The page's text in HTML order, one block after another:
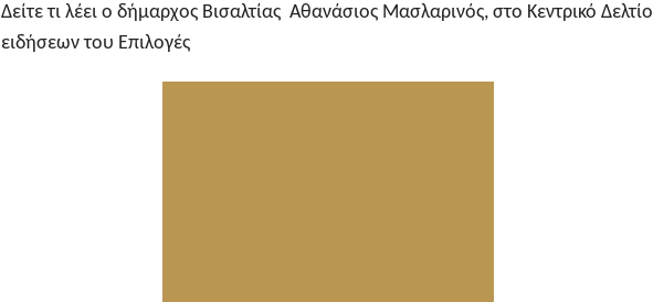
Δείτε τι λέει ο δήμαρχος Βισαλτίας Αθανάσιος Μασλαρινός, στο Κεντρικό Δελτίο
ειδήσεων του Επιλογές